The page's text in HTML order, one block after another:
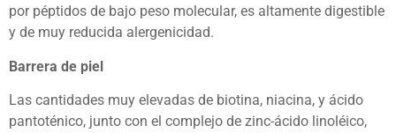
por péptidos de bajo peso molecular, es altamente digestible
y de muy reducida alergenicidad.
Barrera de piel
Las cantidades muy elevadas de biotina, niacina, y ácido
pantoténico, junto con el complejo de zinc-ácido linoléico,